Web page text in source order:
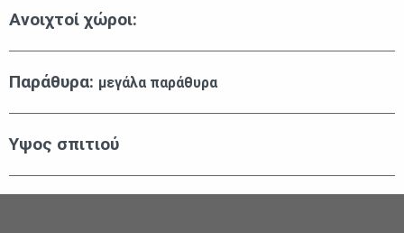
Ανοιχτοί χώροι:
Παράθυρα: μεγάλα παράθυρα
Υψος σπιτιού